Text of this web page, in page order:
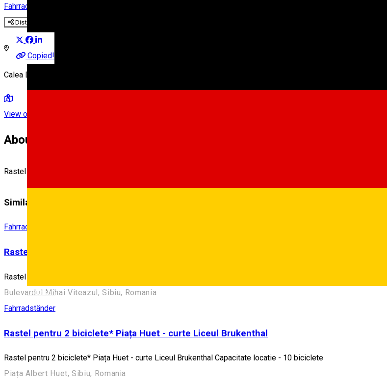
Deutsch
Fahrradständer
Distribuie
Copied!
Calea Dumbrăvii 17, zona CEC
View on map
About
Rastel 2 biciclete * Calea Dumbrăvii – Zona CEC
Similar Suggestions
Fahrradständer
Rastel pentru 6 biciclete * Bd. Mihai Viteazu - loc de joacă
Rastel pentru 6 biciclete * Bd. Mihai Viteazu - loc de joacă
Bulevardul Mihai Viteazul, Sibiu, Romania
Fahrradständer
Rastel pentru 2 biciclete* Piața Huet - curte Liceul Brukenthal
Rastel pentru 2 biciclete* Piața Huet - curte Liceul Brukenthal Capacitate locatie - 10 biciclete
Piața Albert Huet, Sibiu, Romania